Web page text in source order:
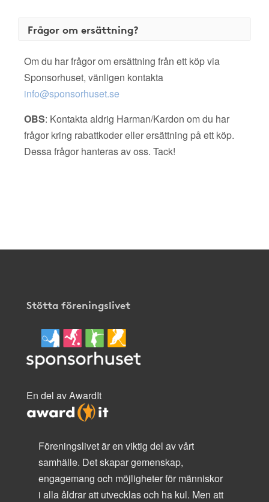
Frågor om ersättning?
Om du har frågor om ersättning från ett köp via
Sponsorhuset, vänligen kontakta
info@sponsorhuset.se
OBS: Kontakta aldrig Harman/Kardon om du har
frågor kring rabattkoder eller ersättning på ett köp.
Dessa frågor hanteras av oss. Tack!
Stötta föreningslivet
En del av AwardIt
Föreningslivet är en viktig del av vårt
samhälle. Det skapar gemenskap,
engagemang och möjligheter för människor
i alla åldrar att utvecklas och ha kul. Men att